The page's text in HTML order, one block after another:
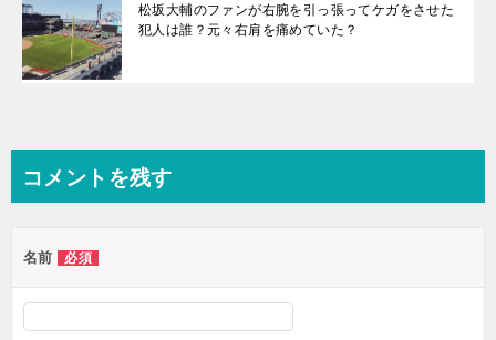
松坂大輔のファンが右腕を引っ張ってケガをさせた
犯人は誰？元々右肩を痛めていた？
コメントを残す
名前 必須